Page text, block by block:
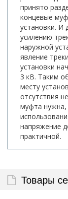
принято
концевые
установки. И
усилению
наружной
явление
установки
3 кВ. Таким
месту
отсутствия
муфта нужна,
напряжение
практичной.
Товары